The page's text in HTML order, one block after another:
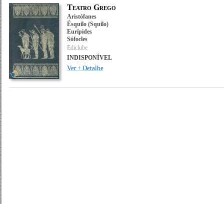
Teatro Grego
Aristófanes
Ésquilo (Squilo)
Eurípides
Sófocles
Ediclube
INDISPONÍVEL
Ver + Detalhe